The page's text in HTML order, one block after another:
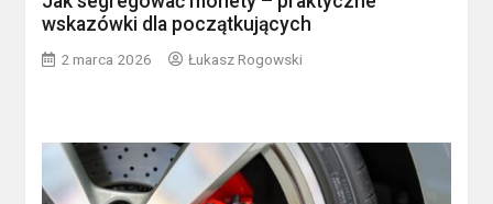
wskazówki dla początkujących
2 marca 2026 Łukasz Rogowski